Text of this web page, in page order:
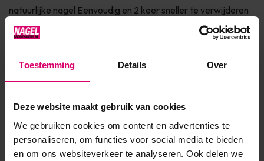
Toestemming Details Over
Deze website maakt gebruik van cookies
We gebruiken cookies om content en advertenties te
personaliseren, om functies voor social media te bieden
en om ons websiteverkeer te analyseren. Ook delen we
natuurlijke nagel Eenvoudig en 2 keer sneller te verwijderen
zonder te vijlen Dierproefvrij en 7FREE* Verkrijgbaar in 150+
SHELLAC™ is het meest superieure gel polish systeem in de
markt! Het systeem bestaat uit een Base Coat, Co...
Toon meer